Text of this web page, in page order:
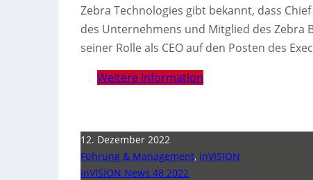
Zebra Technologies gibt bekannt, dass
des Unternehmens und Mitglied des Zebra
seiner Rolle als CEO auf den Posten des
Weitere Information
12. Dezember 2022
Führung & Management, inVISION
inVISION News 48 2022